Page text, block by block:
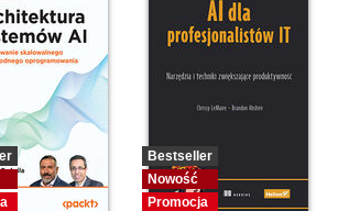
Bestseller
Nowość
Promocja